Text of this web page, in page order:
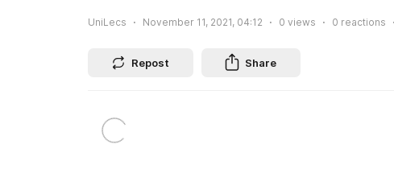
UniLecs November 11, 2021, 04:12 0 views 0 reactions
Repost Share